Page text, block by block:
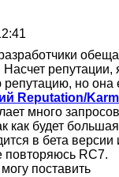
Насчет
репутацию, но она
Reputation/
много
как будет
в бета версии
повторяюсь RC7.
поставить